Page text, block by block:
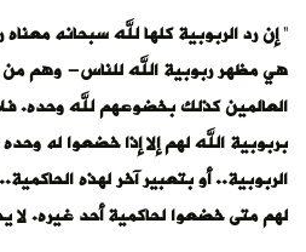
”إن رد الربوبية كلها لله سبحانه
هي مظهر ربوبية الله للناس- وهم
العالمين كذلك بخضوعهم لله وحده.
بربوبية الله لهم إلا إذا خضعوا له
الربوبية.. أو بتعبير آخر لهذه
لهم متى خضعوا لحاكمية أحد غيره.